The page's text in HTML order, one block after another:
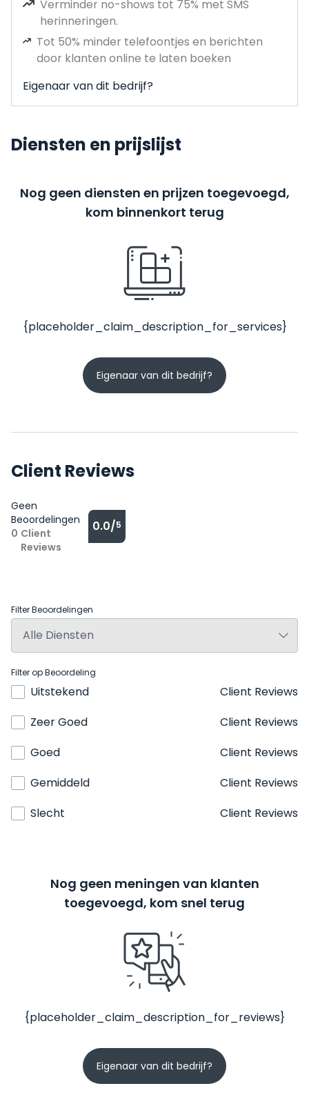
Verminder no-shows tot 75% met SMS
herinneringen.
Tot 50% minder telefoontjes en berichten
door klanten online te laten boeken
Eigenaar van dit bedrijf?
Diensten en prijslijst
Nog geen diensten en prijzen toegevoegd,
kom binnenkort terug
{placeholder_claim_description_for_services}
Eigenaar van dit bedrijf?
Client Reviews
Geen
Beoordelingen
0 Client
Reviews
0.0/5
Filter Beoordelingen
Filter op Beoordeling
Uitstekend
Client Reviews
Zeer Goed
Client Reviews
Goed
Client Reviews
Gemiddeld
Client Reviews
Slecht
Client Reviews
Nog geen meningen van klanten
toegevoegd, kom snel terug
{placeholder_claim_description_for_reviews}
Eigenaar van dit bedrijf?